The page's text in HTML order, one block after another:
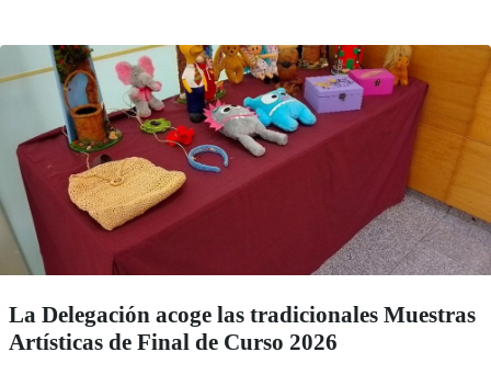
La Delegación acoge las tradicionales Muestras
Artísticas de Final de Curso 2026